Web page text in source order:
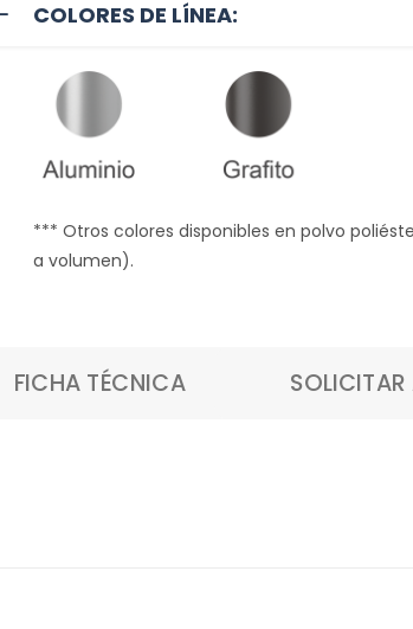
COLORES DE LÍNEA:
*** Otros colores disponibles en polvo
a volumen).
FICHA TÉCNICA